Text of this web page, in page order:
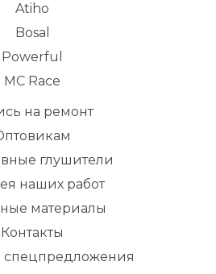
Atiho
Bosal
Powerful
MC Race
на ремонт
глушители
наших работ
материалы
Контакты
спецпредложения